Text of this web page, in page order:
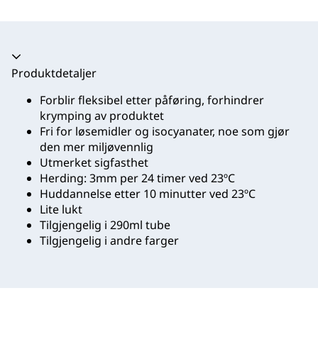
Trekkspill kollapset
Produktdetaljer
Forblir fleksibel etter påføring, forhindrer
krymping av produktet
Fri for løsemidler og isocyanater, noe som gjør
den mer miljøvennlig
Utmerket sigfasthet
Herding: 3mm per 24 timer ved 23ºC
Huddannelse etter 10 minutter ved 23ºC
Lite lukt
Tilgjengelig i 290ml tube
Tilgjengelig i andre farger